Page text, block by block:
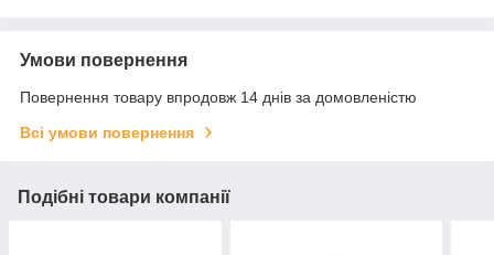
Умови повернення
Повернення товару впродовж 14 днів за домовленістю
Всі умови повернення
Подібні товари компанії